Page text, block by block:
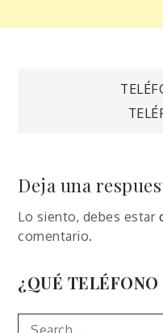
Deja una
Lo siento, debes estar
comentario.
¿QUÉ TELÉFONO
Search